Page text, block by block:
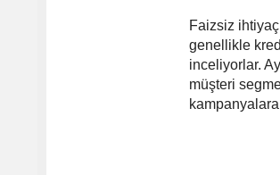
Faizsiz
genellikle
inceliyorlar.
müşteri